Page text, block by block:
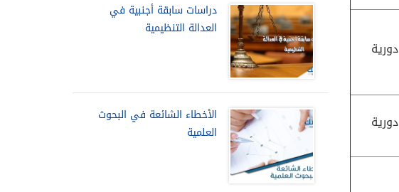
دورية
دورية
دراسات سابقة أجنبية في
العدالة التنظيمية
الأخطاء الشائعة في البحوث
العلمية